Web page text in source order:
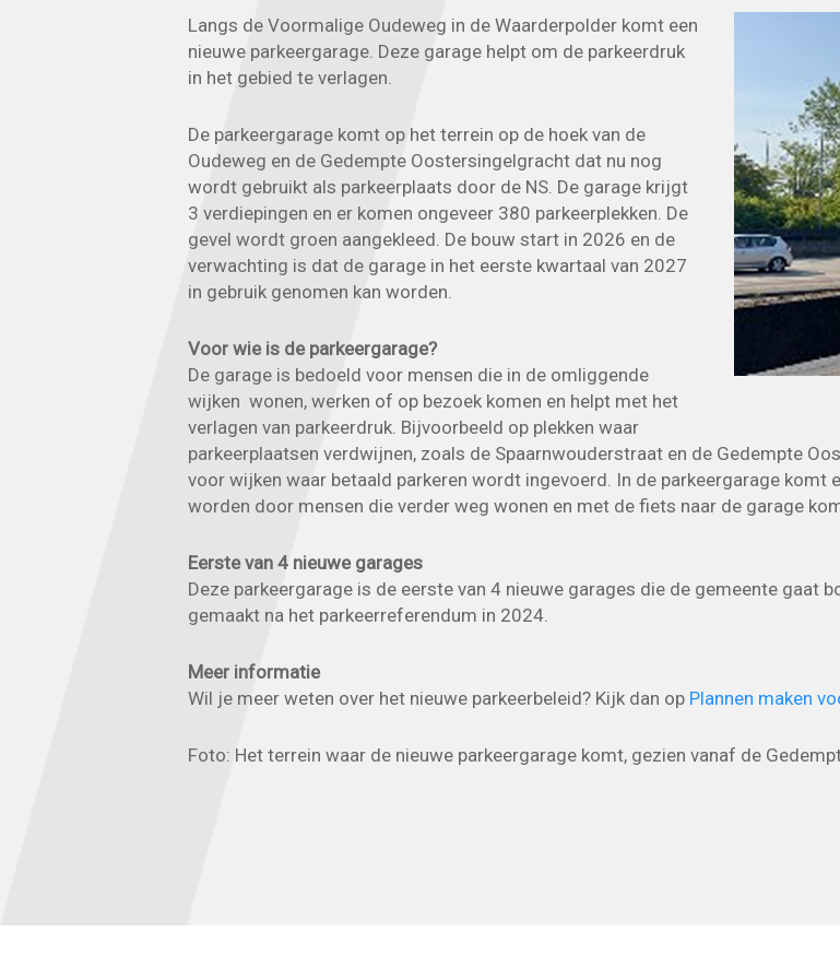
Langs de Voormalige Oudeweg in de Waarderpolder komt een
nieuwe parkeergarage. Deze garage helpt om de parkeerdruk
in het gebied te verlagen.
De parkeergarage komt op het terrein op de hoek van de
Oudeweg en de Gedempte Oostersingelgracht dat nu nog
wordt gebruikt als parkeerplaats door de NS. De garage krijgt
3 verdiepingen en er komen ongeveer 380 parkeerplekken. De
gevel wordt groen aangekleed. De bouw start in 2026 en de
verwachting is dat de garage in het eerste kwartaal van 2027
in gebruik genomen kan worden.
Voor wie is de parkeergarage?
De garage is bedoeld voor mensen die in de omliggende
wijken wonen, werken of op bezoek komen en helpt met het
verlagen van parkeerdruk. Bijvoorbeeld op plekken waar
parkeerplaatsen verdwijnen, zoals de Spaarnwouderstraat en de Gedempte
voor wijken waar betaald parkeren wordt ingevoerd. In de parkeergarage
worden door mensen die verder weg wonen en met de fiets naar de garage
Eerste van 4 nieuwe garages
Deze parkeergarage is de eerste van 4 nieuwe garages die de gemeente gaat
gemaakt na het parkeerreferendum in 2024.
Meer informatie
Wil je meer weten over het nieuwe parkeerbeleid? Kijk dan op Plannen maken
Foto: Het terrein waar de nieuwe parkeergarage komt, gezien vanaf de